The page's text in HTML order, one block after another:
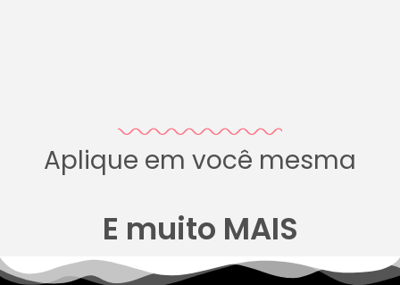
Aplique em você mesma
E muito MAIS